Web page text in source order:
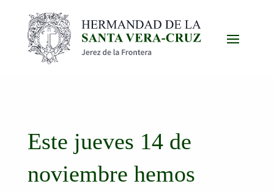
Este jueves 14 de
noviembre hemos